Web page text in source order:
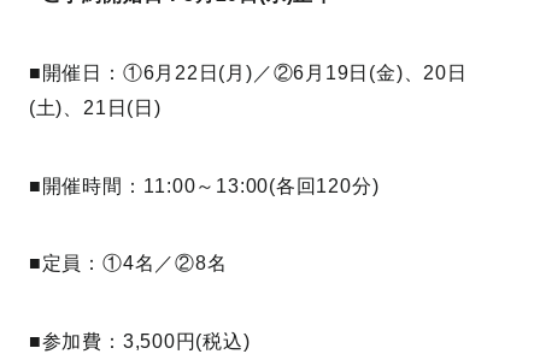
■開催日：①6月22日(月)／②6月19日(金)、20日
(土)、21日(日)
■開催時間：11:00～13:00(各回120分)
■定員：①4名／②8名
■参加費：3,500円(税込)